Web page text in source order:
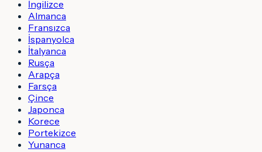
İngilizce
Almanca
Fransızca
İspanyolca
İtalyanca
Rusça
Arapça
Farsça
Çince
Japonca
Korece
Portekizce
Yunanca